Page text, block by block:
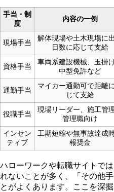
手当・制
度
内容の一例
現場手当
解体現場や土木現場に
日数に応じて支給
資格手当
車両系建設機械、玉掛け
中型免許など
通勤手当
マイカー通勤可で距離
じて支給
役職手当
現場リーダー、施工管理
管理職向け
インセン
ティブ
工期短縮や無事故達成
報奨金
ハローワークや転職サイトで
れないことが多く、「その他
とがよくあります。ここを深